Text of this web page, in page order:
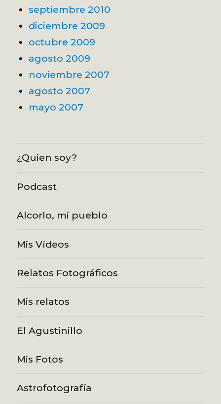
septiembre 2010
diciembre 2009
octubre 2009
agosto 2009
noviembre 2007
agosto 2007
mayo 2007
¿Quien soy?
Podcast
Alcorlo, mi pueblo
Mis Vídeos
Relatos Fotográficos
Mis relatos
El Agustinillo
Mis Fotos
Astrofotografía